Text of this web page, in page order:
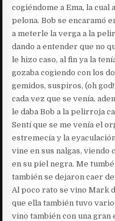
cogiéndome a Ema, la cual
pelona. Bob se encaramó
a meterle la verga a la
dando a entender que no
le hizo caso, al fin ya la
gozaba cogiendo con los
gemidos, suspiros, (oh
cada vez que se venía,
le daba Bob a la pelirroja
Sentí que se me venía el
estremecía y la
vine en sus nalgas, viendo
en su piel negra. Me
también se dejaron caer
Al poco rato se vino Mark
que ella también tuvo
vino también con una gran